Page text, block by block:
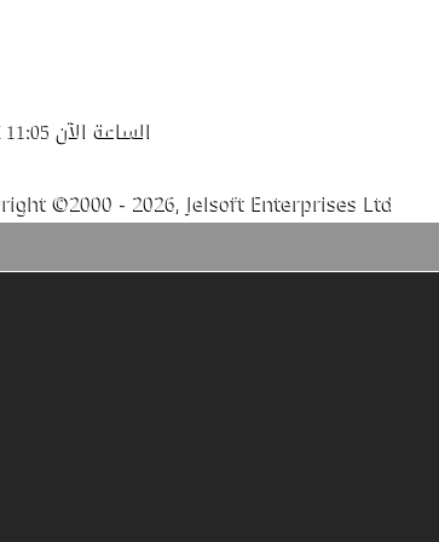
الساعة الآن 11:05 PM
©2000 - 2026, Jelsoft Enterprises Ltd.